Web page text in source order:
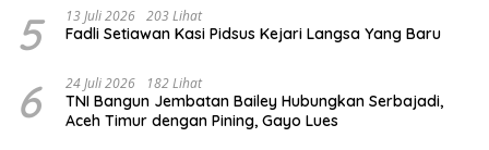
5 13 Juli 2026 203 Lihat
Fadli Setiawan Kasi Pidsus Kejari Langsa Yang Baru
6 24 Juli 2026 182 Lihat
TNI Bangun Jembatan Bailey Hubungkan Serbajadi,
Aceh Timur dengan Pining, Gayo Lues